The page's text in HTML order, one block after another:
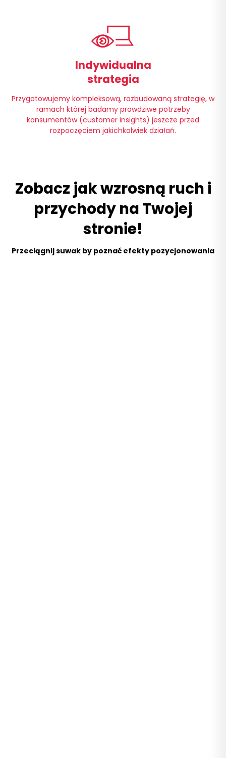
Indywidualna
strategia
Przygotowujemy kompleksową, rozbudowaną strategię, w
ramach której badamy prawdziwe potrzeby
konsumentów (customer insights) jeszcze przed
rozpoczęciem jakichkolwiek działań.
Zobacz jak wzrosną ruch i
przychody na Twojej
stronie!
Przeciągnij suwak by poznać efekty pozycjonowania